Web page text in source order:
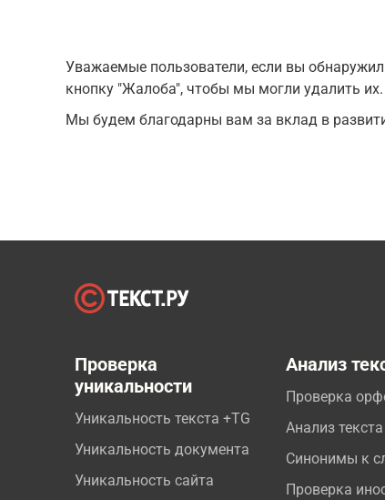
Уважаемые пользователи, если вы
кнопку "Жалоба", чтобы мы могли удалить их.
Мы будем благодарны вам за вклад в
Проверка
уникальности
Уникальность текста +TG
Уникальность документа
Уникальность сайта
Анализ
Проверка
Анализ текста
Синонимы к
Проверка